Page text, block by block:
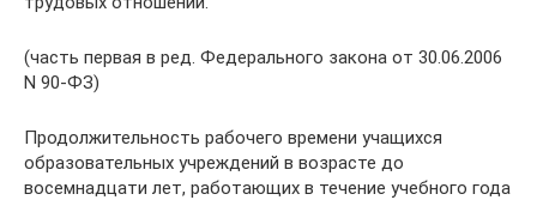
(часть первая в ред. Федерального закона от 30.06.2006
N 90-ФЗ)
Продолжительность рабочего времени учащихся
образовательных учреждений в возрасте до
восемнадцати лет, работающих в течение учебного года